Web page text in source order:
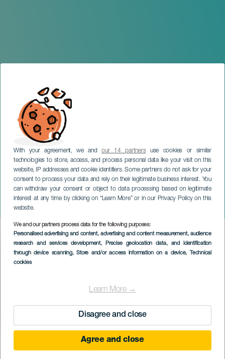
With your agreement, we andour 14 partnersuse cookies or similar
technologies to store, access, and process personal data like your visit on this
website, IP addresses and cookie identifiers. Some partners do not ask for your
consent to process your data and rely on their legitimate business interest. You
can withdraw your consent or object to data processing based on legitimate
interest at any time by clicking on “Learn More” or in our Privacy Policy on this
website.
We and our partners process data for the following purposes:
Personalised advertising and content, advertising and content measurement, audience
research and services development, Precise geolocation data, and identification
through device scanning, Store and/or access information on a device, Technical
cookies
Learn More →
Disagree and close
Agree and close
De La Rose en Salvaje
Fest
GRAN CANARIA
Imagen
Listado
VERGANGENE VERANSTALTUNG